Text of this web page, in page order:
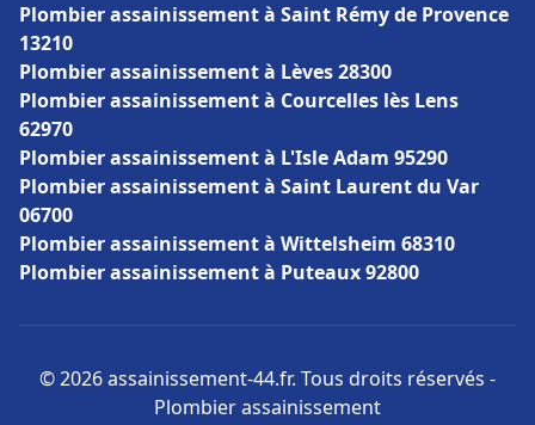
Plombier assainissement à Saint Rémy de Provence
13210
Plombier assainissement à Lèves 28300
Plombier assainissement à Courcelles lès Lens
62970
Plombier assainissement à L'Isle Adam 95290
Plombier assainissement à Saint Laurent du Var
06700
Plombier assainissement à Wittelsheim 68310
Plombier assainissement à Puteaux 92800
© 2026 assainissement-44.fr. Tous droits réservés -
Plombier assainissement